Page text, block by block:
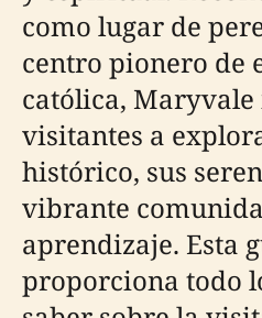
como lugar de
centro pionero de
católica,
visitantes a
histórico, sus
vibrante
aprendizaje. Esta
proporciona todo